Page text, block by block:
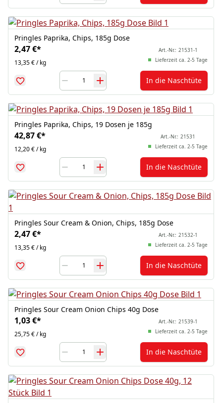
Pringles Paprika, Chips, 185g Dose
2,47 €*
13,35 € / kg
Art.-Nr.: 21531-1
Lieferzeit ca. 2-5 Tage
In die Naschtüte
Pringles Paprika, Chips, 19 Dosen je 185g
42,87 €*
12,20 € / kg
Art.-Nr.: 21531
Lieferzeit ca. 2-5 Tage
In die Naschtüte
Pringles Sour Cream & Onion, Chips, 185g Dose
2,47 €*
13,35 € / kg
Art.-Nr.: 21532-1
Lieferzeit ca. 2-5 Tage
In die Naschtüte
Pringles Sour Cream Onion Chips 40g Dose
1,03 €*
25,75 € / kg
Art.-Nr.: 21539-1
Lieferzeit ca. 2-5 Tage
In die Naschtüte